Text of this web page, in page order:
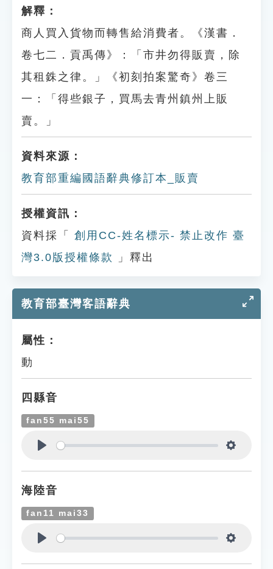
解釋：
商人買入貨物而轉售給消費者。《漢書．
卷七二．貢禹傳》：「市井勿得販賣，除
其租銖之律。」《初刻拍案驚奇》卷三
一：「得些銀子，買馬去青州鎮州上販
賣。」
資料來源：
教育部重編國語辭典修訂本_販賣
授權資訊：
資料採「
創用CC-姓名標示- 禁止改作 臺
灣3.0版授權條款
」釋出
教育部臺灣客語辭典
屬性：
動
四縣音
fan55 mai55
海陸音
fan11 mai33